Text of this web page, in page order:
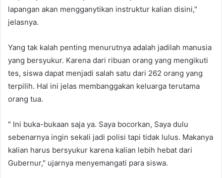
lapangan akan mengganytikan instruktur kalian disini,"
jelasnya.
Yang tak kalah penting menurutnya adalah jadilah manusia
yang bersyukur. Karena dari ribuan orang yang mengikuti
tes, siswa dapat menjadi salah satu dari 262 orang yang
terpilih. Hal ini jelas membanggakan keluarga terutama
orang tua.
" Ini buka-bukaan saja ya. Saya bocorkan, Saya dulu
sebenarnya ingin sekali jadi polisi tapi tidak lulus. Makanya
kalian harus bersyukur karena kalian lebih hebat dari
Gubernur," ujarnya menyemangati para siswa.